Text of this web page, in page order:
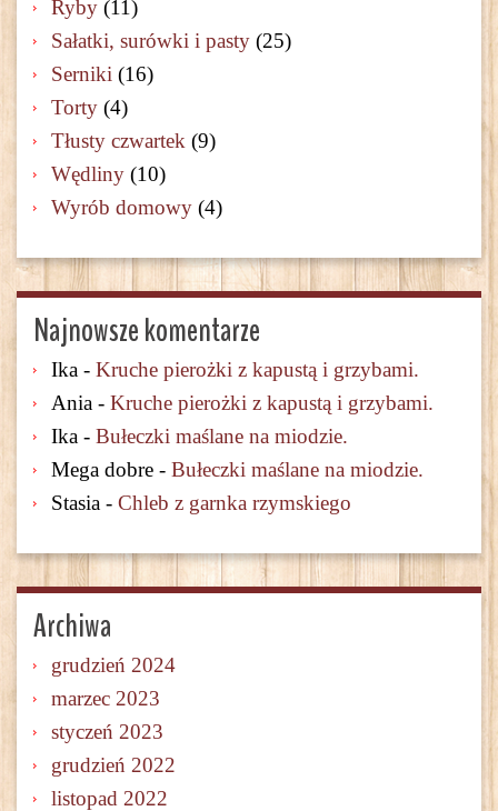
Ryby (11)
Sałatki, surówki i pasty (25)
Serniki (16)
Torty (4)
Tłusty czwartek (9)
Wędliny (10)
Wyrób domowy (4)
Najnowsze komentarze
Ika - Kruche pierożki z kapustą i grzybami.
Ania - Kruche pierożki z kapustą i grzybami.
Ika - Bułeczki maślane na miodzie.
Mega dobre - Bułeczki maślane na miodzie.
Stasia - Chleb z garnka rzymskiego
Archiwa
grudzień 2024
marzec 2023
styczeń 2023
grudzień 2022
listopad 2022